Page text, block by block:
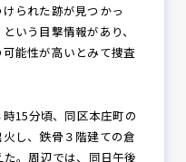
ー
られた跡が見つかっ
いう目撃情報があり、
能性が高いとみて捜査
15分頃、同区本庄町の
し、鉄骨３階建ての倉
。周辺では、同日午後